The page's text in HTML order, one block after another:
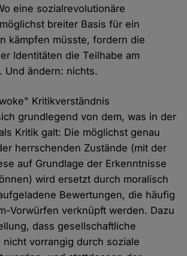
eine sozialrevolutionäre
breiter Basis für ein
kämpfen müsste, fordern die
Identitäten die Teilhabe am
Und ändern: nichts.
Kritikverständnis
grundlegend von dem, was in der
Kritik galt: Die möglichst genau
herrschenden Zustände (mit der
auf Grundlage der Erkenntnisse
wird ersetzt durch moralisch
Bewertungen, die häufig
Vorwürfen verknüpft werden. Dazu
dass gesellschaftliche
nicht vorrangig durch soziale